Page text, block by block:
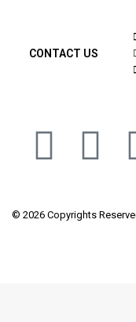
CONTACT US
© 2026 Copyrights